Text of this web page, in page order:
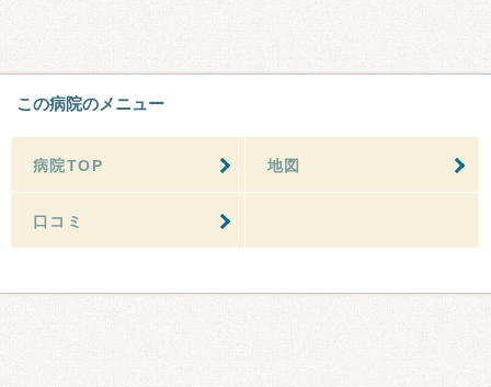
この病院のメニュー
病院TOP 地図
口コミ